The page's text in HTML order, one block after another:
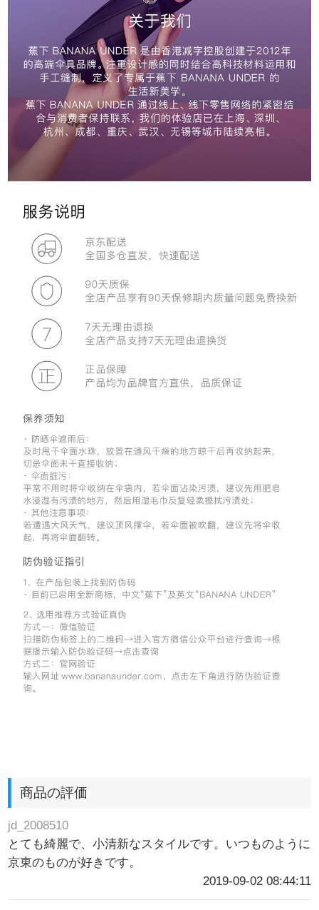
商品の評価
jd_2008510
とても綺麗で、小清新なスタイルです。いつものように
京東のものが好きです。
2019-09-02 08:44:11